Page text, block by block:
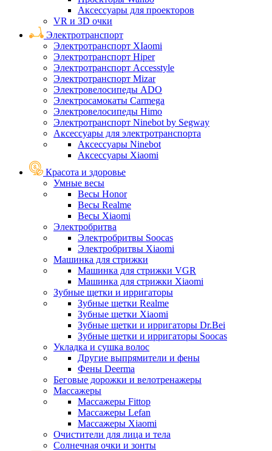
Аксессуары для проекторов
VR и 3D очки
Электротранспорт
Электротранспорт XIaomi
Электротранспорт Hiper
Электротранспорт Accesstyle
Электротранспорт Mizar
Электровелосипеды ADO
Электросамокаты Carmega
Электровелосипеды Himo
Электротранспорт Ninebot by Segway
Аксессуары для электротранспорта
Аксессуары Ninebot
Аксессуары Xiaomi
Красота и здоровье
Умные весы
Весы Honor
Весы Realme
Весы Xiaomi
Электробритва
Электробритвы Soocas
Электробритвы Xiaomi
Машинка для стрижки
Машинка для стрижки VGR
Машинка для стрижки Xiaomi
Зубные щетки и ирригаторы
Зубные щетки Realme
Зубные щетки Xiaomi
Зубные щетки и ирригаторы Dr.Bei
Зубные щетки и ирригаторы Soocas
Укладка и сушка волос
Другие выпрямители и фены
Фены Deerma
Беговые дорожки и велотренажеры
Массажеры
Массажеры Fittop
Массажеры Lefan
Массажеры Xiaomi
Очистители для лица и тела
Солнечная очки и зонты